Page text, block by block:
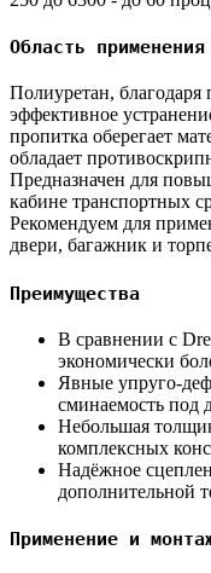
Область применения
Полиуретан, благодаря
эффективное
пропитка оберегает
обладает
Предназначен для
кабине транспортных
Рекомендуем для
двери, багажник и
Преимущества
В сравнении с
экономически
Явные упруго-
сминаемость под
Небольшая
комплексных
Надёжное
дополнительной
Применение и